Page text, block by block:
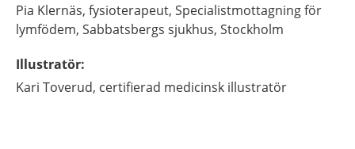
Pia Klernäs, fysioterapeut, Specialistmottagning för
lymfödem, Sabbatsbergs sjukhus, Stockholm
Illustratör:
Kari Toverud, certifierad medicinsk illustratör